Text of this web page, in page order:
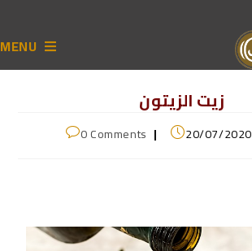
MENU
زيت الزيتون
20/07/2020
0 Comments